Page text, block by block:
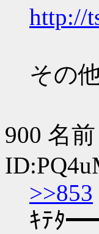
http://
その
900 名前
>>853
ｷﾃﾀ